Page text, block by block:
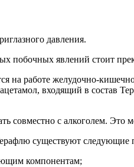
давления.
побочных явлений стоит
на работе желудочно-
входящий в состав
совместно с алкоголем.
существуют следующие
компонентам;